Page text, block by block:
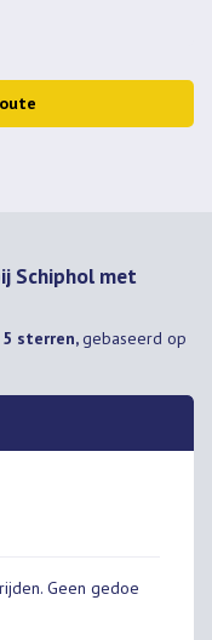
Schiphol met
5 sterren,gebaseerd op
Geen gedoe